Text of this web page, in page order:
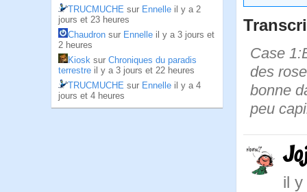
TRUCMUCHE sur Ennelle il y a 2
jours et 23 heures
Chaudron sur Ennelle il y a 3 jours et
2 heures
Kiosk sur Chroniques du paradis
terrestre il y a 3 jours et 22 heures
TRUCMUCHE sur Ennelle il y a 4
jours et 4 heures
Case
des
bonne
peu
il